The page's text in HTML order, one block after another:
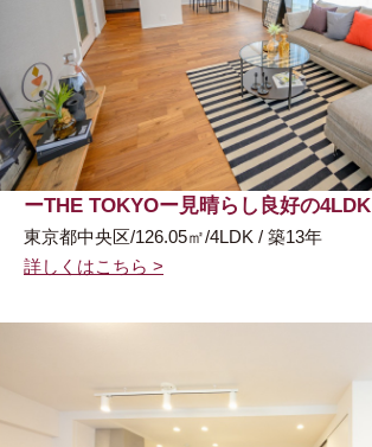
ーTHE TOKYOー見晴らし良好の4LDK
東京都中央区/126.05㎡/4LDK / 築13年
詳しくはこちら >